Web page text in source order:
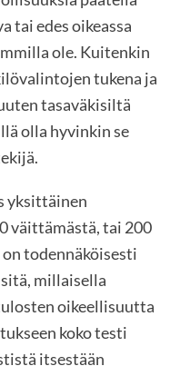
tai edes oikeassa
ole. Kuitenkin
tukena ja
tasaväkisiltä
olla hyvinkin se
yksittäinen
väittämästä, tai 200
todennäköisesti
millaisella
oikeellisuutta
koko testi
itsestään